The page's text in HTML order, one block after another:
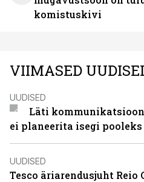
komistuskivi
VIIMASED
UUDISED
Läti
ei planeerita isegi
UUDISED
Tesco äriarendusjuht Reio